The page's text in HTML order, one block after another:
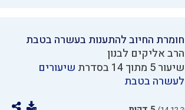
חומרת החיוב להתענות בעשרה בטבת
הרב אליקים לבנון
שיעור 5 מתוך 14 בסדרת
שיעורים
לעשרה בטבת